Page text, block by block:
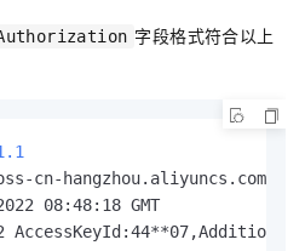
字段格式符合以上